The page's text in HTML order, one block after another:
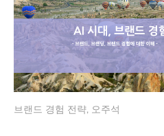
브랜드 경험 전략, 오주석